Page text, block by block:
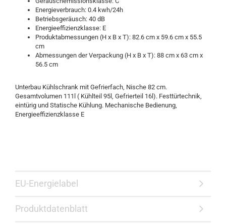
Energieverbrauch: 0.4 kwh/24h
Betriebsgeräusch: 40 dB
Energieeffizienzklasse: E
Produktabmessungen (H x B x T): 82.6 cm x 59.6 cm x 55.5
cm
Abmessungen der Verpackung (H x B x T): 88 cm x 63 cm x
56.5 cm
Unterbau Kühlschrank mit Gefrierfach, Nische 82 cm.
Gesamtvolumen 111l ( Kühlteil 95l, Gefrierteil 16l). Festtürtechnik,
eintürig und Statische Kühlung. Mechanische Bedienung,
Energieeffizienzklasse E
EU-Energielabel
Produktdatenblatt